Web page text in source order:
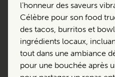
l’honneur des saveurs
Célèbre pour son food
des tacos, burritos et
ingrédients locaux,
tout dans une ambiance
pour une bouchée après